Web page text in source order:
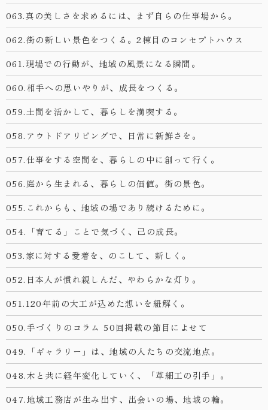
063.真の美しさを求めるには、まず自らの仕事場から。
062.街の新しい景色をつくる。2棟目のコンセプトハウス
061.現場での行動が、地域の風景になる瞬間。
060.相手への思いやりが、成長をつくる。
059.土間を活かして、暮らしを満喫する。
058.アウトドアリビングで、日常に新鮮さを。
057.仕事をする空間を、暮らしの中に創って行く。
056.庭から生まれる、暮らしの価値。街の景色。
055.これからも、地域の場であり続けるために。
054.「育てる」ことで気づく、己の成長。
053.家に対する愛着を、のこして、新しく。
052.日本人が慣れ親しんだ、やわらかな灯り。
051.120年前の大工が込めた想いを紐解く。
050.手づくりのコラム 50回掲載の節目によせて
049.「ギャラリー」は、地域の人たちの交流地点。
048.木と共に経年変化していく、「革細工の引手」。
047.地域工務店が生み出す、出会いの場、地域の輪。